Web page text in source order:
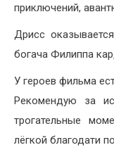
приключений,
Дрисс
богача Филиппа
У героев фильма
Рекомендую за
трогательные
лёгкой благодати